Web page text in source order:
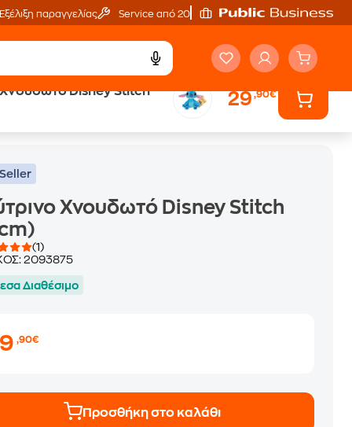
Εξέλιξη παραγγελίας Service από 20'
Disney Stitch 29,90€
Χνουδωτό Disney Stitch
(1)
2093875
Διαθέσιμο
,90€
Προσθήκη στο καλάθι